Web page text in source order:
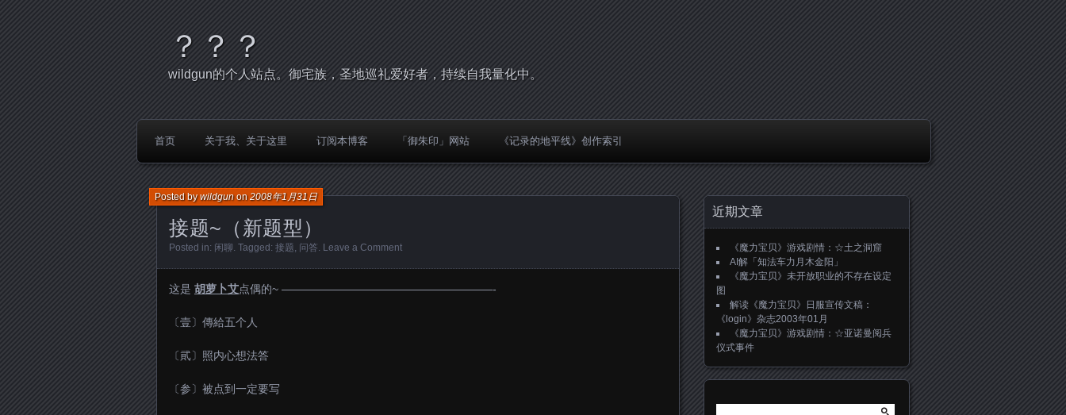
？？？
wildgun的个人站点。御宅族，圣地巡礼爱好者，持续自我量化中。
首页 关于我、关于这里 订阅本博客 「御朱印」网站 《记录的地平线》创作索引
接题~（新题型）
Posted bywildgunon2008年1月31日
Posted in: 闲聊. Tagged: 接题, 问答. Leave a Comment
这是 胡萝卜艾点偶的~ ———————————————————-
〔壹〕傳給五个人
〔貮〕照内心想法答
〔参〕被点到一定要写
近期文章
《魔力宝贝》游戏剧情：☆土之洞窟
AI解「知法车力月木金阳」
《魔力宝贝》未开放职业的不存在设定
图
解读《魔力宝贝》日服宣传文稿：
《login》杂志2003年01月
《魔力宝贝》游戏剧情：☆亚诺曼阅兵
仪式事件